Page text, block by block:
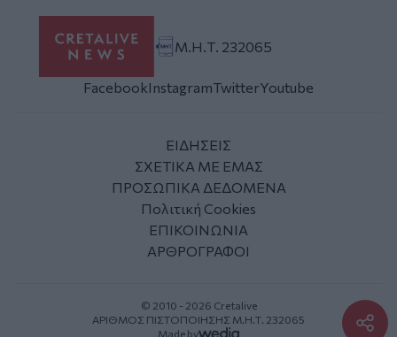
Μ.Η.Τ. 232065
FacebookInstagramTwitterYoutube
ΕΙΔΗΣΕΙΣ
ΣΧΕΤΙΚΑ ΜΕ ΕΜΑΣ
ΠΡΟΣΩΠΙΚΑ ΔΕΔΟΜΕΝΑ
Πολιτική Cookies
ΕΠΙΚΟΙΝΩΝΙΑ
ΑΡΘΡΟΓΡΑΦΟΙ
© 2010 - 2026 Cretalive
ΑΡΙΘΜΟΣ ΠΙΣΤΟΠΟΙΗΣΗΣ Μ.Η.Τ. 232065
Made by